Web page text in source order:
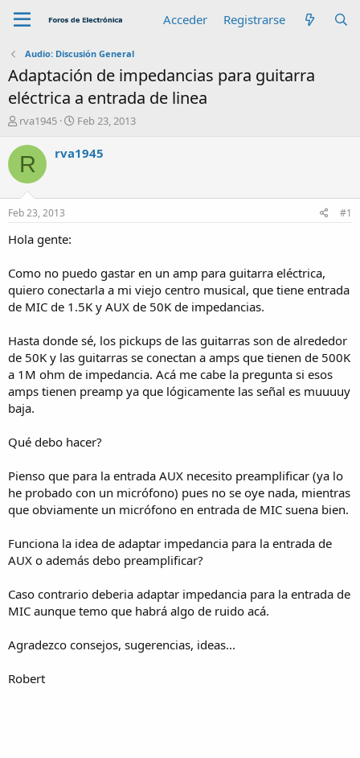
Acceder Registrarse
Audio: Discusión General
Adaptación de impedancias para guitarra
eléctrica a entrada de linea
A
t
o
r
rva1945
F
c
i
o
Feb 23, 2013
R rva1945
Feb 23, 2013 #1
Hola gente:
Como no puedo gastar en un amp para guitarra eléctrica,
quiero conectarla a mi viejo centro musical, que tiene entrada
de MIC de 1.5K y AUX de 50K de impedancias.
Hasta donde sé, los pickups de las guitarras son de alrededor
de 50K y las guitarras se conectan a amps que tienen de 500K
a 1M ohm de impedancia. Acá me cabe la pregunta si esos
amps tienen preamp ya que lógicamente las señal es muuuuy
baja.
Qué debo hacer?
Pienso que para la entrada AUX necesito preamplificar (ya lo
he probado con un micrófono) pues no se oye nada, mientras
que obviamente un micrófono en entrada de MIC suena bien.
Funciona la idea de adaptar impedancia para la entrada de
AUX o además debo preamplificar?
Caso contrario deberia adaptar impedancia para la entrada de
MIC aunque temo que habrá algo de ruido acá.
Agradezco consejos, sugerencias, ideas...
Robert